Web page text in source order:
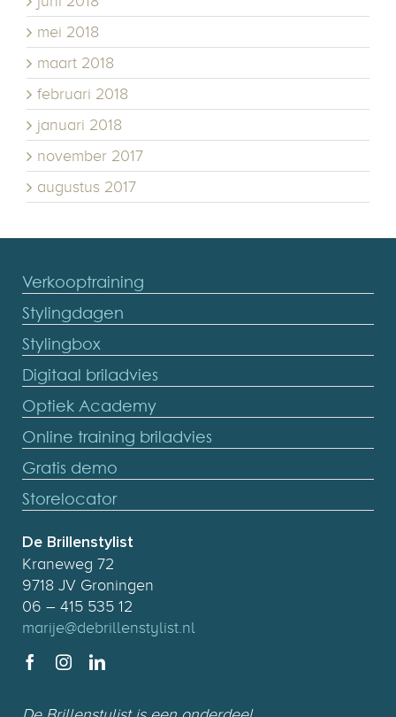
mei 2018
maart 2018
februari 2018
januari 2018
november 2017
augustus 2017
Verkooptraining
Stylingdagen
Stylingbox
Digitaal briladvies
Optiek Academy
Online training briladvies
Gratis demo
Storelocator
De Brillenstylist
Kraneweg 72
9718 JV Groningen
06 – 415 535 12
marije@debrillenstylist.nl